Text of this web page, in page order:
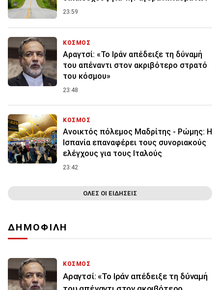
23:59
ΚΟΣΜΟΣ
Αραγτσί: «Το Ιράν απέδειξε τη δύναμή
του απέναντι στον ακριβότερο στρατό
του κόσμου»
23:48
ΚΟΣΜΟΣ
Ανοικτός πόλεμος Μαδρίτης - Ρώμης: Η
Ισπανία επαναφέρει τους συνοριακούς
ελέγχους για τους Ιταλούς
23:42
ΟΛΕΣ ΟΙ ΕΙΔΗΣΕΙΣ
ΔΗΜΟΦΙΛΗ
ΚΟΣΜΟΣ
Αραγτσί: «Το Ιράν απέδειξε τη δύναμή